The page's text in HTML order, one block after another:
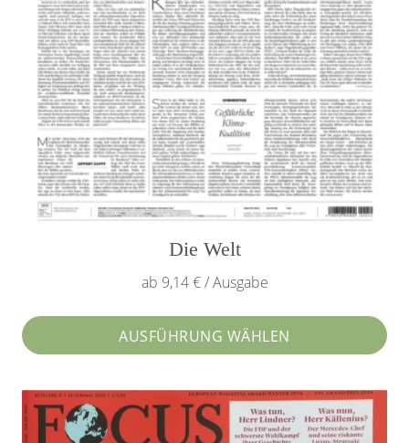
Die Welt
ab 9,14 € / Ausgabe
AUSFÜHRUNG WÄHLEN
Produkt
weist